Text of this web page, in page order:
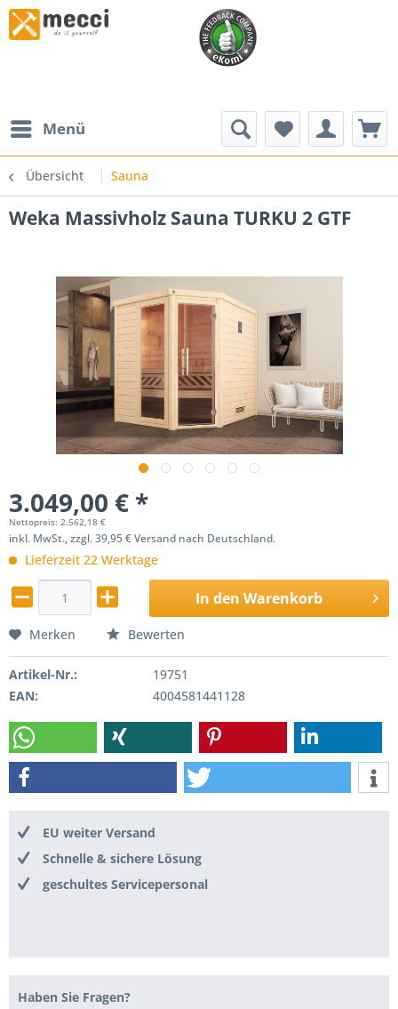
Menü
Übersicht Sauna
Weka Massivholz Sauna TURKU 2 GTF
3.049,00 € *
Nettopreis: 2.562,18 €
inkl. MwSt., zzgl. 39,95 € Versand nach Deutschland.
Lieferzeit 22 Werktage
In den Warenkorb
Merken Bewerten
Artikel-Nr.:
19751
EAN:
4004581441128
EU weiter Versand
Schnelle & sichere Lösung
geschultes Servicepersonal
Haben Sie Fragen?